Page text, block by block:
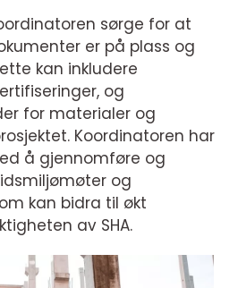
sørge for at
er på plass og
kan inkludere
og
for materialer og
Koordinatoren har
å gjennomføre og
og
kan bidra til økt
av SHA.